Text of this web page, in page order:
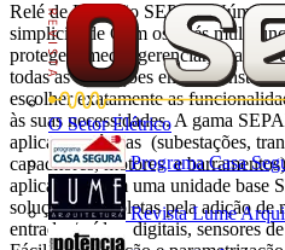
O Setor Elétrico
Programa Casa
Revista Lume
Relé de Proteção SEPAM Número
simplicidade Com os relés
proteger, medir, gerenciar, analisar
todas as aplicações em uma
escolher exatamente as
às suas necessidades. A gama
aplicações típicas (subestações,
capacitores, motores e
aplicação. Com uma unidade base
soluções completas pela adição de
entradas/saídas digitais, sensores